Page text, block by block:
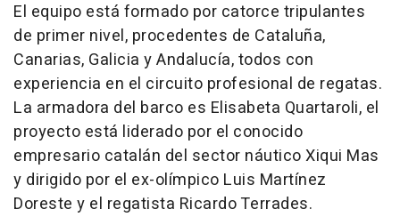
El equipo está formado por catorce tripulantes
de primer nivel, procedentes de Cataluña,
Canarias, Galicia y Andalucía, todos con
experiencia en el circuito profesional de regatas.
La armadora del barco es Elisabeta Quartaroli, el
proyecto está liderado por el conocido
empresario catalán del sector náutico Xiqui Mas
y dirigido por el ex-olímpico Luis Martínez
Doreste y el regatista Ricardo Terrades.